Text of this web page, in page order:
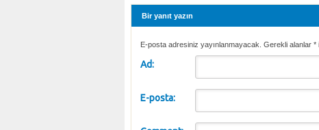
Bir yanıt yazın
E-posta adresiniz yayınlanmayacak. Gerekli alanlar *
Ad:
E-posta: